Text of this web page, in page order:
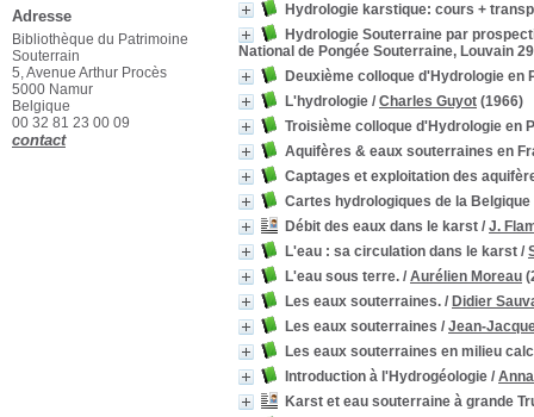
Hydrologie karstique: cours +
Hydrologie Souterraine par
National de Pongée Souterraine, Louvain
Deuxième colloque d'Hydrologie en
L'hydrologie / Charles Guyot (1966)
Troisième colloque d'Hydrologie en
Aquifères & eaux souterraines en
Captages et exploitation des
Cartes hydrologiques de la Belgique
Débit des eaux dans le karst / J.
L'eau : sa circulation dans le karst /
L'eau sous terre. / Aurélien Moreau
Les eaux souterraines. / Didier
Les eaux souterraines / Jean-
Les eaux souterraines en milieu
Introduction à l'Hydrogéologie /
Karst et eau souterraine à grande
Adresse
Bibliothèque du Patrimoine
Souterrain
5, Avenue Arthur Procès
5000 Namur
Belgique
00 32 81 23 00 09
contact